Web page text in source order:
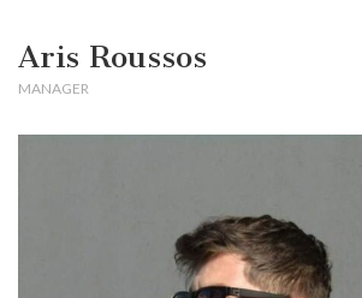
Aris Roussos
MANAGER